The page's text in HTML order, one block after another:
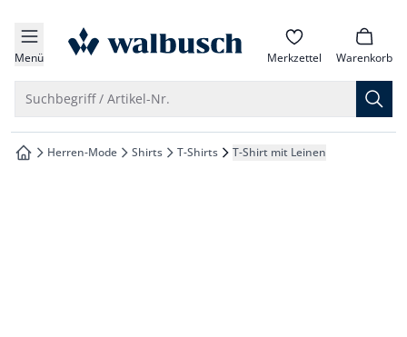
springen
springen
springen
springen
Menü zur Startseite Merkzettel Warenkorb
Suchbegriff / Artikel-Nr.
zur Startseite
Herren-Mode Shirts T-Shirts T-Shirt mit Leinen